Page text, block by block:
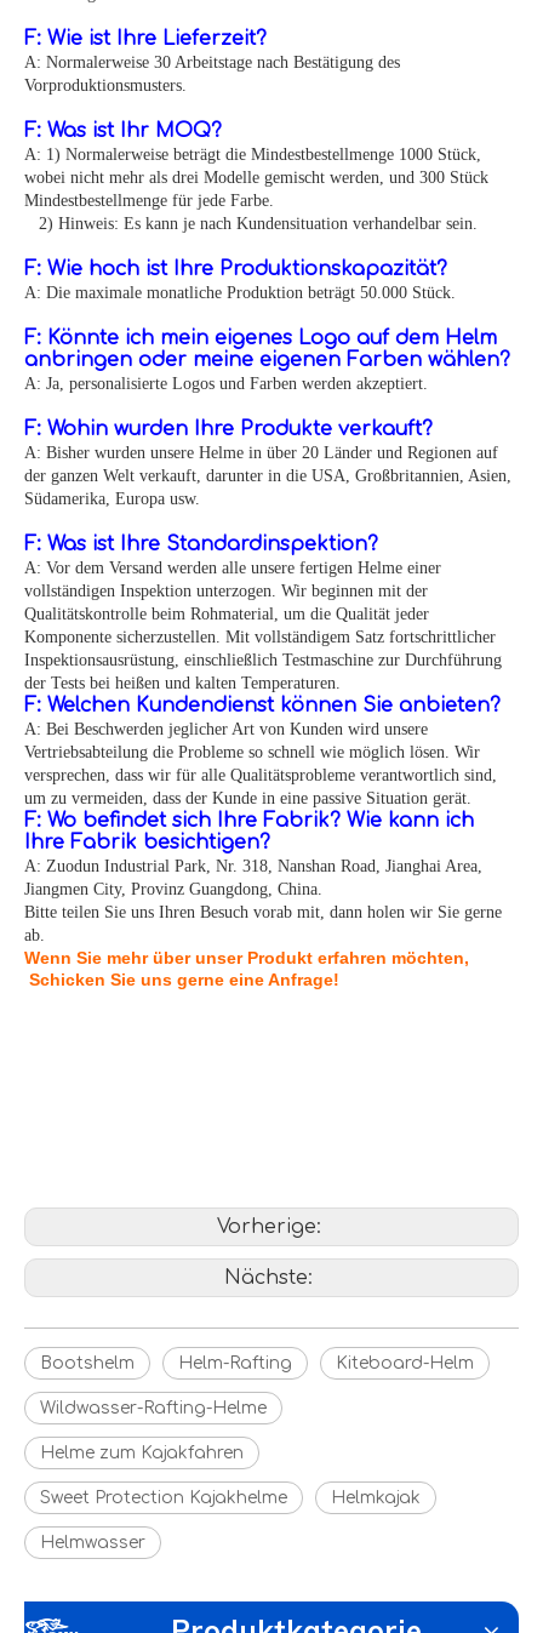
F: Wie ist Ihre Lieferzeit?
A: Normalerweise 30 Arbeitstage nach Bestätigung des
Vorproduktionsmusters.
F: Was ist Ihr MOQ?
A: 1) Normalerweise beträgt die Mindestbestellmenge 1000 Stück,
wobei nicht mehr als drei Modelle gemischt werden, und 300 Stück
Mindestbestellmenge für jede Farbe.
2) Hinweis: Es kann je nach Kundensituation verhandelbar sein.
F: Wie hoch ist Ihre Produktionskapazität?
A: Die maximale monatliche Produktion beträgt 50.000 Stück.
F: Könnte ich mein eigenes Logo auf dem Helm
anbringen oder meine eigenen Farben wählen?
A: Ja, personalisierte Logos und Farben werden akzeptiert.
F: Wohin wurden Ihre Produkte verkauft?
A: Bisher wurden unsere Helme in über 20 Länder und Regionen auf
der ganzen Welt verkauft, darunter in die USA, Großbritannien, Asien,
Südamerika, Europa usw.
F: Was ist Ihre Standardinspektion?
A: Vor dem Versand werden alle unsere fertigen Helme einer
vollständigen Inspektion unterzogen. Wir beginnen mit der
Qualitätskontrolle beim Rohmaterial, um die Qualität jeder
Komponente sicherzustellen. Mit vollständigem Satz fortschrittlicher
Inspektionsausrüstung, einschließlich Testmaschine zur Durchführung
der Tests bei heißen und kalten Temperaturen.
F: Welchen Kundendienst können Sie anbieten?
A: Bei Beschwerden jeglicher Art von Kunden wird unsere
Vertriebsabteilung die Probleme so schnell wie möglich lösen. Wir
versprechen, dass wir für alle Qualitätsprobleme verantwortlich sind,
um zu vermeiden, dass der Kunde in eine passive Situation gerät.
F: Wo befindet sich Ihre Fabrik? Wie kann ich
Ihre Fabrik besichtigen?
A: Zuodun Industrial Park, Nr. 318, Nanshan Road, Jianghai Area,
Jiangmen City, Provinz Guangdong, China.
Bitte teilen Sie uns Ihren Besuch vorab mit, dann holen wir Sie gerne
ab.
Wenn Sie mehr über unser Produkt erfahren möchten,
Schicken Sie uns gerne eine Anfrage!
Vorherige:
Nächste:
Bootshelm Helm-Rafting Kiteboard-Helm
Wildwasser-Rafting-Helme
Helme zum Kajakfahren
Sweet Protection Kajakhelme Helmkajak
Helmwasser